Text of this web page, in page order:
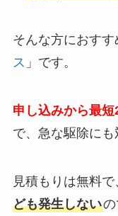
そんな方におすす
ス 」です。
申し込みから最短
で、急な駆除にも
見積もりは無料で
ども発生しないの